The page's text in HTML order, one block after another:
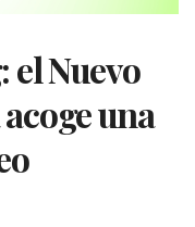
el Nuevo
una